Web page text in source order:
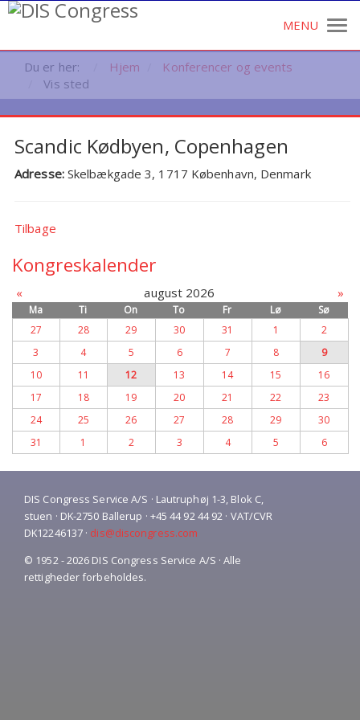
Du er her: Hjem
Konferencer og events
Vis sted
Scandic Kødbyen, Copenhagen
Adresse: Skelbækgade 3, 1717 København, Denmark
Tilbage
Kongreskalender
« august 2026 »
Ma Ti On To Fr Lø
Sø
27
28 29 30 31 1
2
3
4 5 6 7 8
9
10
11 12 13 14 15
16
17
18 19 20 21 22
23
24
25 26 27 28 29
30
31
1 2 3 4 5 6
DIS Congress Service A/S · Lautruphøj 1-3, Blok C,
stuen · DK-2750 Ballerup · +45 44 92 44 92 · VAT/CVR
DK12246137 · dis@discongress.com
© 1952 - 2026 DIS Congress Service A/S · Alle
rettigheder forbeholdes.